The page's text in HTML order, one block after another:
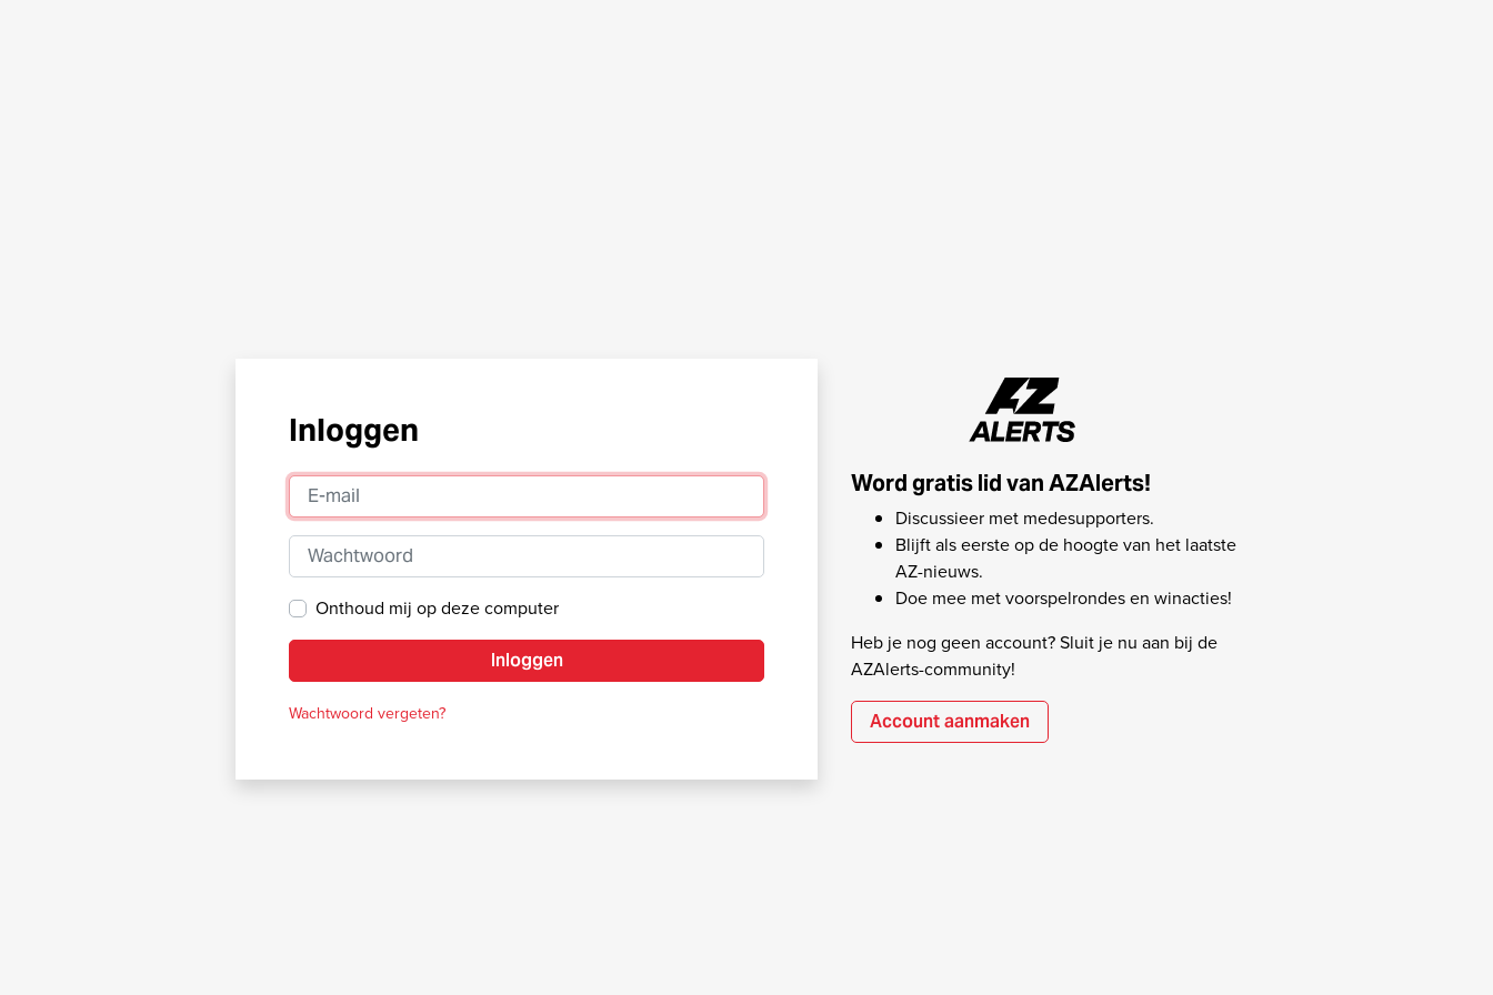
Inloggen
E-mail
Wachtwoord
Onthoud mij op deze computer
Inloggen
Wachtwoord vergeten?
Word gratis lid van AZAlerts!
Discussieer met medesupporters.
Blijft als eerste op de hoogte van het laatste
AZ-nieuws.
Doe mee met voorspelrondes en winacties!
Heb je nog geen account? Sluit je nu aan bij de
AZAlerts-community!
Account aanmaken